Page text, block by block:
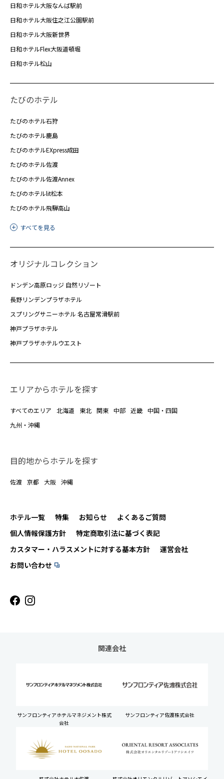
日和ホテル大阪なんば駅前
日和ホテル大阪住之江公園駅前
日和ホテル大阪新世界
日和ホテルFlex大阪道頓堀
日和ホテル松山
たびのホテル
たびのホテル石狩
たびのホテル鹿島
たびのホテルEXpress成田
たびのホテル佐渡
たびのホテル佐渡Annex
たびのホテルlit松本
たびのホテル飛騨高山
すべてを見る
オリジナルコレクション
ドンデン高原ロッジ 自然リゾート
長野リンデンプラザホテル
スプリングサニーホテル 名古屋常滑駅前
神戸プラザホテル
神戸プラザホテルウエスト
エリアからホテルを探す
すべてのエリア 北海道 東北 関東 中部 近畿 中国・四国
九州・沖縄
目的地からホテルを探す
佐渡 京都 大阪 沖縄
ホテル一覧 特集 お知らせ
よくあるご質問
個人情報保護方針
特定商取引法に基づく表記
カスタマー・ハラスメントに対する基本方針
運営会社
お問い合わせ
関連会社
サンフロンティアホテルマネジメント株式
会社
サンフロンティア佐渡株式会社